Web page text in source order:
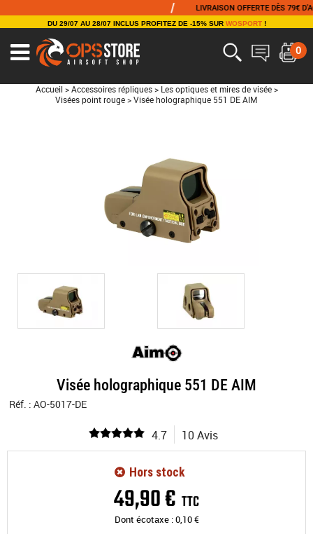
LIVRAISON OFFERTE DÈS 79€ D'ACHAT
DU 29/07 AU 28/07 INCLUS PROFITEZ DE -15% SUR WOSPORT!
0
Accueil > Accessoires répliques > Les optiques et mires de visée >
Visées point rouge > Visée holographique 551 DE AIM
Visée holographique 551 DE AIM
Réf. : AO-5017-DE
4.7 10 Avis
49,90€ TTC
Dont écotaxe :0,10€
Hors stock